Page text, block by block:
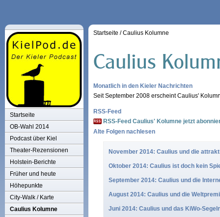
Startseite
OB-Wahl 2014
Podcast über Kiel
Theater-Rezensionen
Holstein-Berichte
Früher und heute
Höhepunkte
City-Walk / Karte
Caulius Kolumne
Startseite /Caulius Kolumne
Monatlich in den Kieler Nachrichten
Seit September 2008 erscheint Caulius'
RSS-Feed
RSS-Feed Caulius' Kolumne jetzt
Alte Folgen nachlesen
November 2014: Caulius und die
Oktober 2014: Caulius ist doch kein
September 2014: Caulius und die
August 2014: Caulius und die
Juni 2014: Caulius und das KiWo-